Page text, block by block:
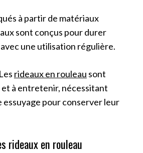
à partir de matériaux
sont conçus pour durer
une utilisation régulière.
Les rideaux en rouleau sont
à entretenir, nécessitant
essuyage pour conserver leur
rideaux en rouleau